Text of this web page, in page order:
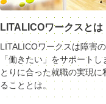
LITALICOワークスとは
LITALICOワークスは障害
「働きたい」をサポート
とりに合った就職の実現に
ることとは。